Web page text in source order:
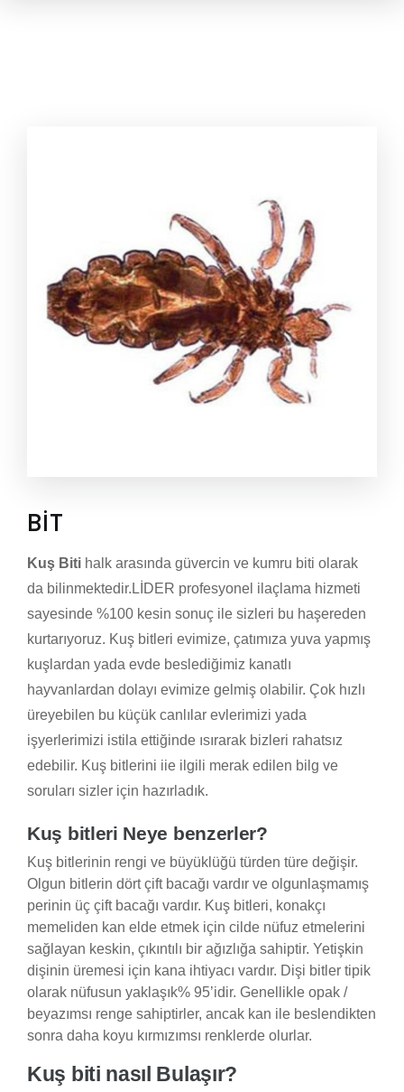
BIT
Kuş Biti halk arasında güvercin ve kumru biti olarak
da bilinmektedir.LİDER profesyonel ilaçlama hizmeti
sayesinde %100 kesin sonuç ile sizleri bu haşereden
kurtarıyoruz. Kuş bitleri evimize, çatımıza yuva yapmış
kuşlardan yada evde beslediğimiz kanatlı
hayvanlardan dolayı evimize gelmiş olabilir. Çok hızlı
üreyebilen bu küçük canlılar evlerimizi yada
işyerlerimizi istila ettiğinde ısırarak bizleri rahatsız
edebilir. Kuş bitlerini iie ilgili merak edilen bilg ve
soruları sizler için hazırladık.
Kuş bitleri Neye benzerler?
Kuş bitlerinin rengi ve büyüklüğü türden türe değişir.
Olgun bitlerin dört çift bacağı vardır ve olgunlaşmamış
perinin üç çift bacağı vardır. Kuş bitleri, konakçı
memeliden kan elde etmek için cilde nüfuz etmelerini
sağlayan keskin, çıkıntılı bir ağızlığa sahiptir. Yetişkin
dişinin üremesi için kana ihtiyacı vardır. Dişi bitler tipik
olarak nüfusun yaklaşık% 95’idir. Genellikle opak /
beyazımsı renge sahiptirler, ancak kan ile beslendikten
sonra daha koyu kırmızımsı renklerde olurlar.
Kuş biti nasıl Bulaşır?